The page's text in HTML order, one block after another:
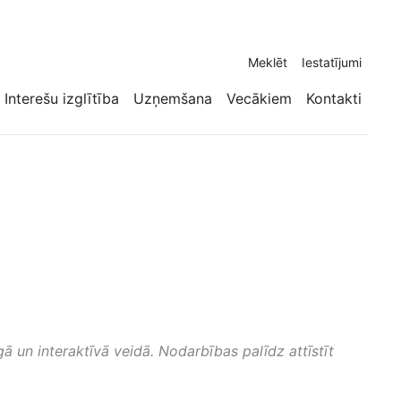
Meklēt Iestatījumi
Interešu izglītība Uzņemšana Vecākiem Kontakti
un interaktīvā veidā. Nodarbības palīdz attīstīt